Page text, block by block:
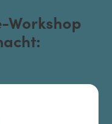
Workshop